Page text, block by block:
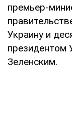
премьер-
Украину и
президентом
Зеленским.